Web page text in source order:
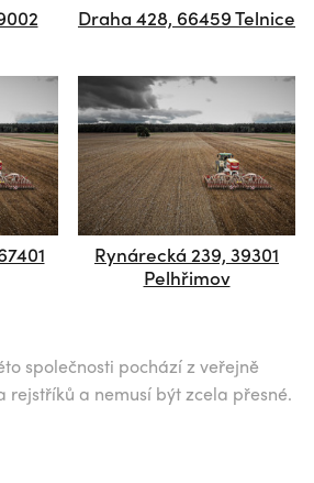
Draha 428, 66459 Telnice
Rynárecká 239, 39301
Pelhřimov
společnosti pochází z veřejně
rejstříků a nemusí být zcela přesné.